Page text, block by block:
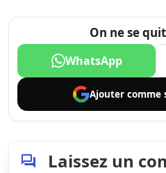
On ne se
WhatsApp
Ajouter comme
Laissez un